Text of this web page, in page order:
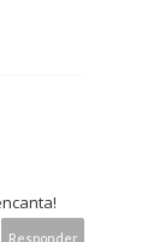
Responder